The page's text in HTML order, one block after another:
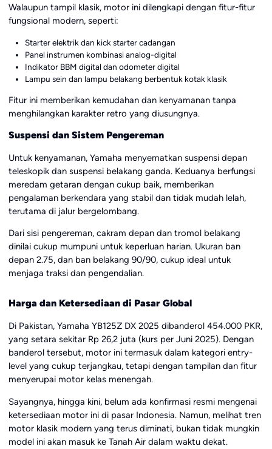
Walaupun tampil klasik, motor ini dilengkapi dengan fitur-fitur
fungsional modern, seperti:
Starter elektrik dan kick starter cadangan
Panel instrumen kombinasi analog-digital
Indikator BBM digital dan odometer digital
Lampu sein dan lampu belakang berbentuk kotak klasik
Fitur ini memberikan kemudahan dan kenyamanan tanpa
menghilangkan karakter retro yang diusungnya.
Suspensi dan Sistem Pengereman
Untuk kenyamanan, Yamaha menyematkan suspensi depan
teleskopik dan suspensi belakang ganda. Keduanya berfungsi
meredam getaran dengan cukup baik, memberikan
pengalaman berkendara yang stabil dan tidak mudah lelah,
terutama di jalur bergelombang.
Dari sisi pengereman, cakram depan dan tromol belakang
dinilai cukup mumpuni untuk keperluan harian. Ukuran ban
depan 2.75, dan ban belakang 90/90, cukup ideal untuk
menjaga traksi dan pengendalian.
Harga dan Ketersediaan di Pasar Global
Di Pakistan, Yamaha YB125Z DX 2025 dibanderol 454.000 PKR,
yang setara sekitar Rp 26,2 juta (kurs per Juni 2025). Dengan
banderol tersebut, motor ini termasuk dalam kategori entry-
level yang cukup terjangkau, tetapi dengan tampilan dan fitur
menyerupai motor kelas menengah.
Sayangnya, hingga kini, belum ada konfirmasi resmi mengenai
ketersediaan motor ini di pasar Indonesia. Namun, melihat tren
motor klasik modern yang terus diminati, bukan tidak mungkin
model ini akan masuk ke Tanah Air dalam waktu dekat.